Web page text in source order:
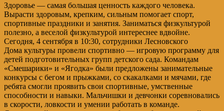
Здоровье — самая большая ценность каждого человека.
Вырасти здоровым, крепким, сильным помогает спорт,
спортивные праздники и занятия. Заниматься физкультурой
полезно, а веселой физкультурой интереснее вдвойне.
Сегодня, 4 сентября в 10:30, сотрудники Лесновского
Дома культуры провели спортивно — игровую программу для
детей подготовительных групп детского сада. Командам
«Смешарики» и «Ягодка» были предложены занимательные
конкурсы с бегом и прыжками, со скакалками и мячами, где
ребята смогли проявить свои спортивные, умственные
способности и навыки. Мальчишки и девчонки соревновались
в скорости, ловкости и умении работать в команде.